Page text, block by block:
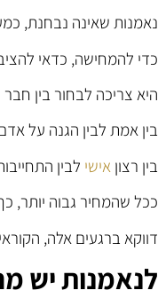
נאמנות שאינה נבחנת,
כדי להמחישה, כדאי
היא צריכה לבחור בין חבר
בין אמת לבין הגנה על
בין רצון אישי לבין
ככל שהמחיר גבוה יותר,
דווקא ברגעים אלה,
לנאמנות יש